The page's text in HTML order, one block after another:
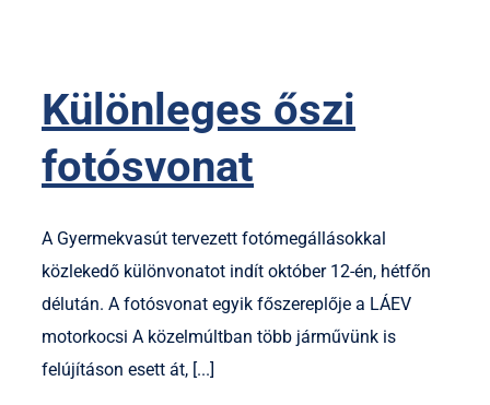
Különleges őszi
fotósvonat
A Gyermekvasút tervezett fotómegállásokkal
közlekedő különvonatot indít október 12-én, hétfőn
délután. A fotósvonat egyik főszereplője a LÁEV
motorkocsi A közelmúltban több járművünk is
felújításon esett át, [...]